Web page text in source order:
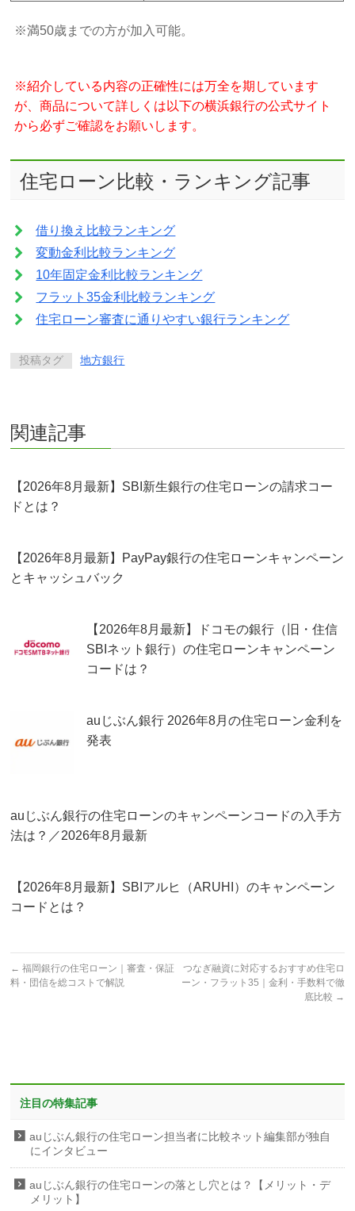
※満50歳までの方が加入可能。
※紹介している内容の正確性には万全を期しています
が、商品について詳しくは以下の横浜銀行の公式サイト
から必ずご確認をお願いします。
住宅ローン比較・ランキング記事
借り換え比較ランキング
変動金利比較ランキング
10年固定金利比較ランキング
フラット35金利比較ランキング
住宅ローン審査に通りやすい銀行ランキング
投稿タグ 地方銀行
関連記事
【2026年8月最新】SBI新生銀行の住宅ローンの請求コー
ドとは？
【2026年8月最新】PayPay銀行の住宅ローンキャンペーン
とキャッシュバック
【2026年8月最新】ドコモの銀行（旧・住信
SBIネット銀行）の住宅ローンキャンペーン
コードは？
auじぶん銀行 2026年8月の住宅ローン金利を
発表
auじぶん銀行の住宅ローンのキャンペーンコードの入手方
法は？／2026年8月最新
【2026年8月最新】SBIアルヒ（ARUHI）のキャンペーン
コードとは？
← 福岡銀行の住宅ローン｜審査・保証
料・団信を総コストで解説
つなぎ融資に対応するおすすめ住宅ロ
ーン・フラット35｜金利・手数料で徹
底比較 →
注目の特集記事
auじぶん銀行の住宅ローン担当者に比較ネット編集部が独自
にインタビュー
auじぶん銀行の住宅ローンの落とし穴とは？【メリット・デ
メリット】